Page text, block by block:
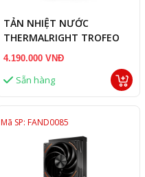
TẢN NHIỆT NƯỚC
THERMALRIGHT TROFEO
VISION 360 ARGB WHITE
4.190.000 VNĐ
Sẵn hàng
Mã SP: FAND0085